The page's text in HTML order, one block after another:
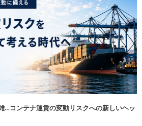
…コンテナ運賃の変動リスクへの新しいヘッ